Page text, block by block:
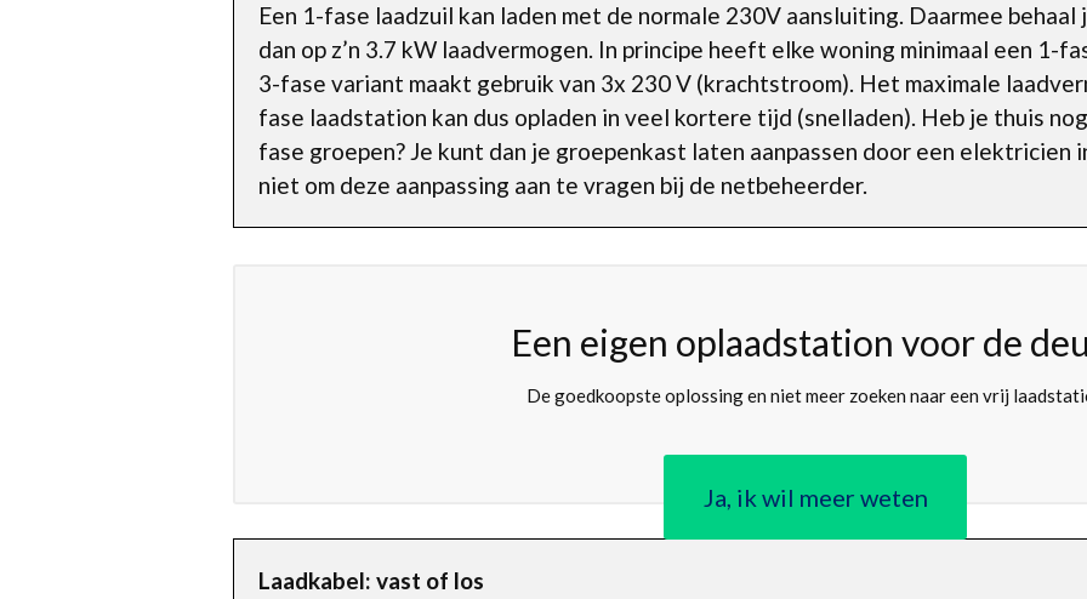
Een 1-fase laadzuil kan laden met de normale 230V aansluiting. Daarmee behaal
dan op z’n 3.7 kW laadvermogen. In principe heeft elke woning minimaal een 1-
3-fase variant maakt gebruik van 3x 230 V (krachtstroom). Het maximale
fase laadstation kan dus opladen in veel kortere tijd (snelladen). Heb je thuis
fase groepen? Je kunt dan je groepenkast laten aanpassen door een elektricien
niet om deze aanpassing aan te vragen bij de netbeheerder.
Een eigen oplaadstation voor de
De goedkoopste oplossing en niet meer zoeken naar een vrij
Ja, ik wil meer weten
Laadkabel: vast of los